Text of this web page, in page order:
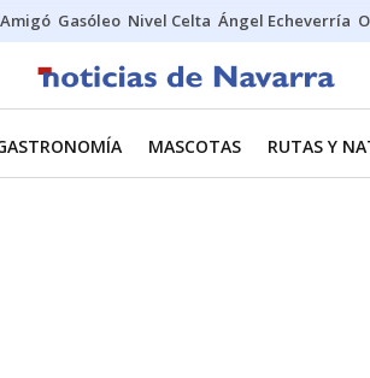
Gasóleo Nivel Celta Ángel Echeverría
MASCOTAS RUTAS Y